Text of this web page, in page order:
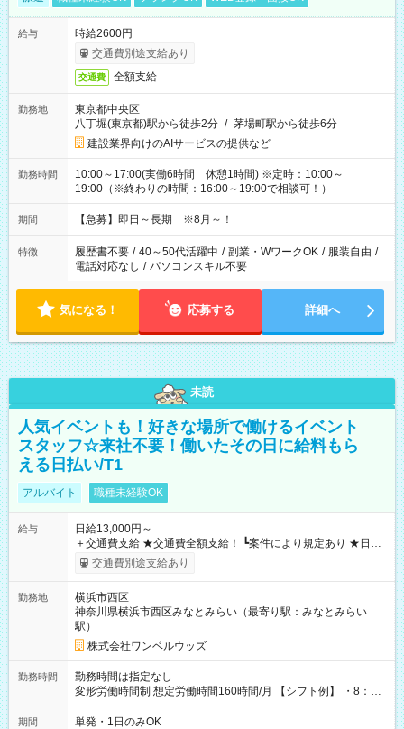
給与
時給2600円
交通費別途支給あり
交通費 全額支給
勤務地
東京都中央区
八丁堀(東京都)駅から徒歩2分 / 茅場町駅から徒歩6分
建設業界向けのAIサービスの提供など
勤務時間
10:00～17:00(実働6時間 休憩1時間) ※定時：10:00～
19:00（※終わりの時間：16:00～19:00で相談可！）
期間 【急募】即日～長期 ※8月～！
特徴 履歴書不要 / 40～50代活躍中 / 副業・WワークOK / 服装自由 /
電話対応なし / パソコンスキル不要
気になる！ 応募する 詳細へ
未読
人気イベントも！好きな場所で働けるイベント
スタッフ☆来社不要！働いたその日に給料もら
える日払い/T1
アルバイト 職種未経験OK
給与
日給13,000円～
＋交通費支給 ★交通費全額支給！ ┗案件により規定あり ★日払
いOK！（規定あり） ┗働いたその日に現金GET♪ お仕事後はコ
ンビニATMから 日払い分を引き落とせます！ 【試用期間】試
交通費別途支給あり
勤務地
横浜市西区
神奈川県横浜市西区みなとみらい（最寄り駅：みなとみらい
駅）
株式会社ワンベルウッズ
勤務時間
勤務時間は指定なし
変形労働時間制 想定労働時間160時間/月 【シフト例】 ・8：00
～21：00
期間 単発・1日のみOK